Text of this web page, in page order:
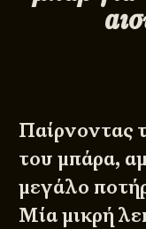
Παίρνοντας
του μπάρα,
μεγάλο
Μία μικρή